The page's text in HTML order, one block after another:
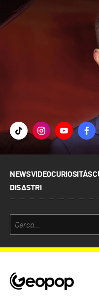
NEWSVIDEOCURIOSITÀ
DISASTRI